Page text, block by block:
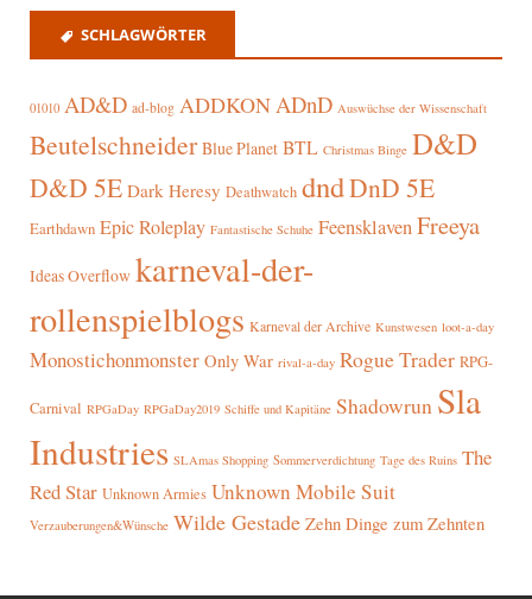
SCHLAGWÖRTER
01010 AD&D ad-blog ADDKONADnD Auswüchse der Wissenschaft
Beutelschneider Blue Planet BTL Christmas Binge D&D
D&D 5E Dark Heresy Deathwatch dndDnD 5E
Earthdawn Epic Roleplay Fantastische Schuhe FeensklavenFreeya
Ideas Overflow karneval-der-
rollenspielblogs Karneval der Archive Kunstwesen loot-a-day
Monostichonmonster Only War rival-a-day Rogue Trader RPG-
Carnival RPGaDay RPGaDay2019 Schiffe und Kapitäne Shadowrun Sla
Industries SLAmas Shopping Sommerverdichtung Tage des Ruins The
Red Star Unknown Armies Unknown Mobile Suit
Verzauberungen&Wünsche Wilde Gestade Zehn Dinge zum Zehnten